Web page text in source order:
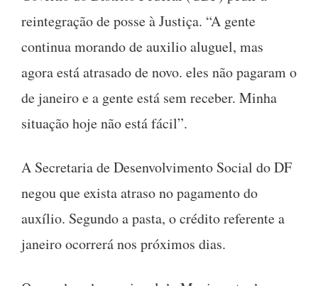
reintegração de posse à Justiça. “A gente
continua morando de auxilio aluguel, mas
agora está atrasado de novo. eles não pagaram o
de janeiro e a gente está sem receber. Minha
situação hoje não está fácil”.
A Secretaria de Desenvolvimento Social do DF
negou que exista atraso no pagamento do
auxílio. Segundo a pasta, o crédito referente a
janeiro ocorrerá nos próximos dias.